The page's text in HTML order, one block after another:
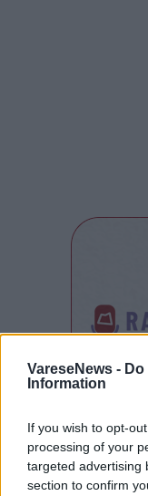
VareseNews -
Information
If you wish to opt-
processing of your
targeted advertising
section to confirm
di
Via